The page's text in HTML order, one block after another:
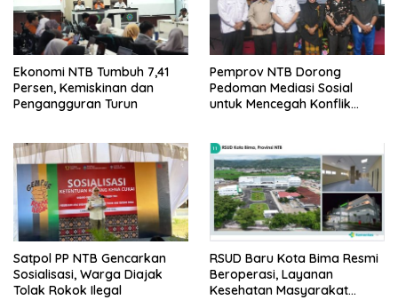
Ekonomi NTB Tumbuh 7,41
Persen, Kemiskinan dan
Pengangguran Turun
Pemprov NTB Dorong
Pedoman Mediasi Sosial
untuk Mencegah Konflik
Satpol PP NTB Gencarkan
Sosialisasi, Warga Diajak
Tolak Rokok Ilegal
RSUD Baru Kota Bima Resmi
Beroperasi, Layanan
Kesehatan Masyarakat